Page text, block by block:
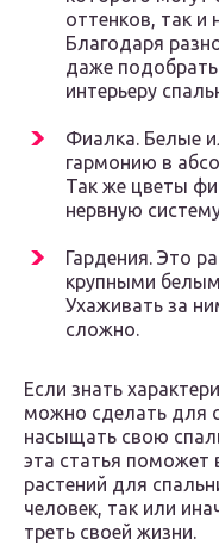
оттенков, так
Благодаря
даже
интерьеру
Фиалка. Белые
гармонию в
Так же цветы
нервную
Гардения. Это
крупными
Ухаживать за
сложно.
Если знать
можно сделать для
насыщать свою
эта статья поможет
растений для
человек, так или
треть своей жизни.